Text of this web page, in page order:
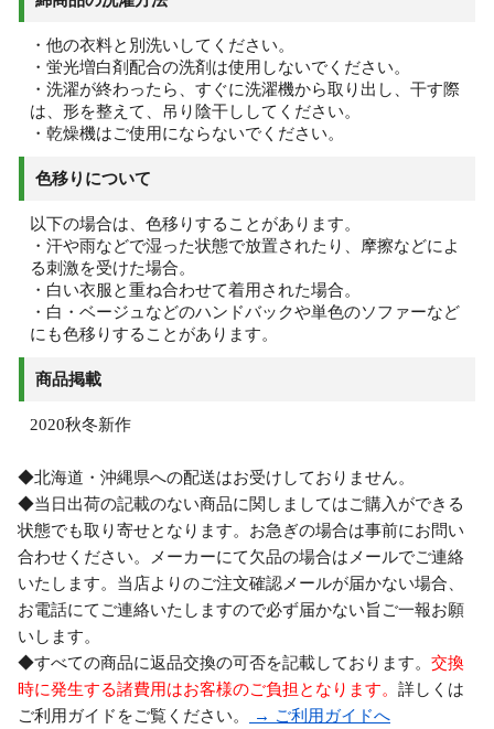
・他の衣料と別洗いしてください。
・蛍光増白剤配合の洗剤は使用しないでください。
・洗濯が終わったら、すぐに洗濯機から取り出し、干す際
は、形を整えて、吊り陰干ししてください。
・乾燥機はご使用にならないでください。
色移りについて
以下の場合は、色移りすることがあります。
・汗や雨などで湿った状態で放置されたり、摩擦などによ
る刺激を受けた場合。
・白い衣服と重ね合わせて着用された場合。
・白・ベージュなどのハンドバックや単色のソファーなど
にも色移りすることがあります。
商品掲載
2020秋冬新作
◆北海道・沖縄県への配送はお受けしておりません。
◆当日出荷の記載のない商品に関しましてはご購入ができる
状態でも取り寄せとなります。お急ぎの場合は事前にお問い
合わせください。メーカーにて欠品の場合はメールでご連絡
いたします。当店よりのご注文確認メールが届かない場合、
お電話にてご連絡いたしますので必ず届かない旨ご一報お願
いします。
◆すべての商品に返品交換の可否を記載しております。 交換
時に発生する諸費用はお客様のご負担となります。 詳しくは
ご利用ガイドをご覧ください。
→ ご利用ガイドへ